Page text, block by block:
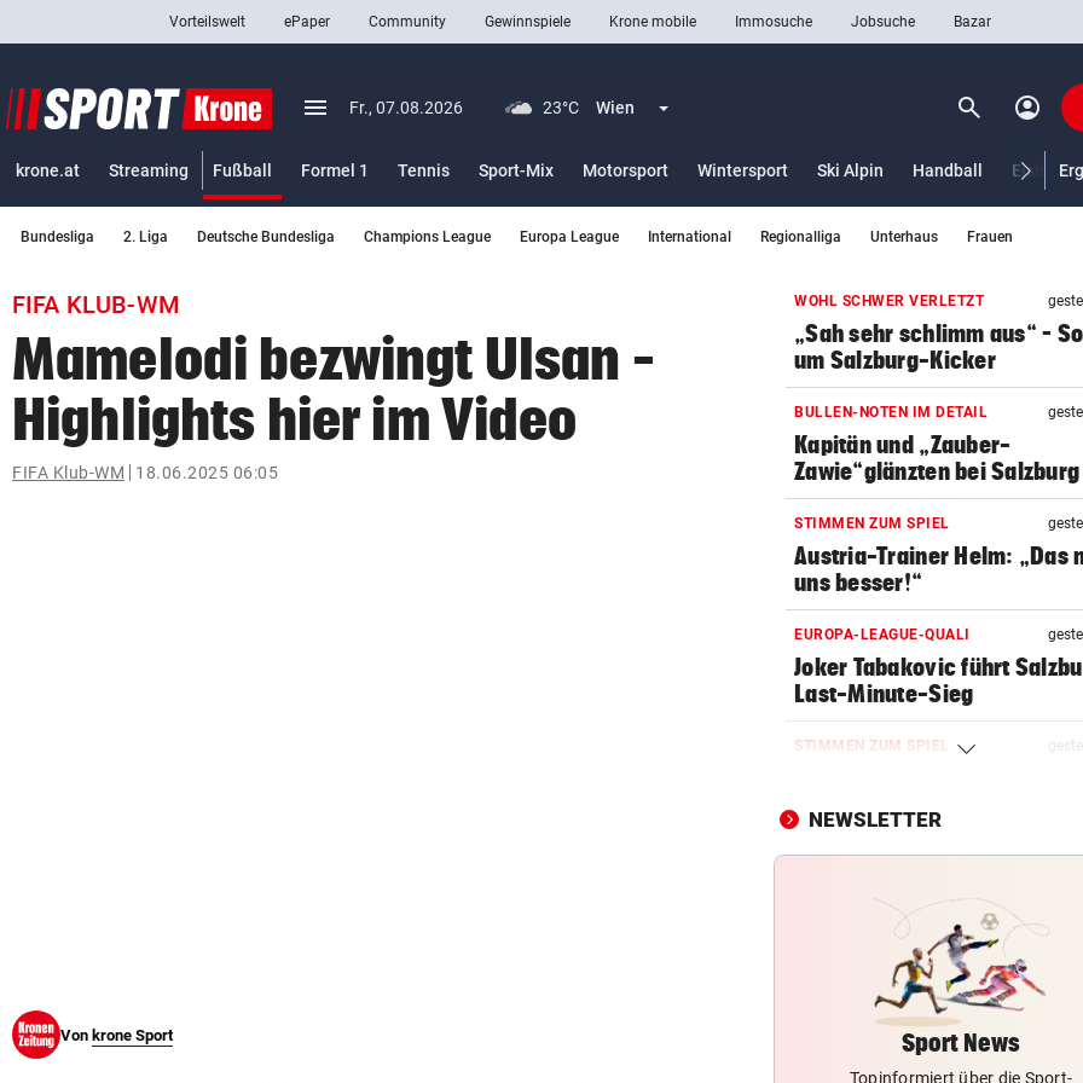
closeSchließen
Abonnieren
bookmark
search
Suchbegriff
eingeben
Vorteilswelt ePaper Community Gewinnspiele Krone mobile Immosuche Jobsuche Bazar
menu Menü aufklappen
Fr., 07.08.2026 23°C Wien Menü aufklappen search Suchen
account_circle
krone.at Streaming Fußball
Formel 1
Tennis Sport-Mix Motorsport Wintersport Ski Alpin Handball
Bundesliga 2. Liga Deutsche Bundesliga Champions League Europa League International Regionalliga Unterhaus Frauen
FIFA KLUB-WM
Mamelodi bezwingt Ulsan –
Highlights hier im Video
FIFA Klub-WM 18.06.2025 06:05
Von krone Sport
WOHL SCHWER VERLETZT
„Sah sehr schlimm aus“ –
um Salzburg-Kicker
BULLEN-NOTEN IM DETAIL
Kapitän und „Zauber-
Zawie“glänzten bei Salzburg
STIMMEN ZUM SPIEL
Austria-Trainer Helm: „Das
uns besser!“
EUROPA-LEAGUE-QUALI
Joker Tabakovic führt
Last-Minute-Sieg
STIMMEN ZUM SPIEL
superhappy nach Hause“
ORKAN, KEIN STROM & CO
häufen sich
WASSERSPRINGEN
Knoll bei EM Achter vom
Lotfi auf Rang 12!
SCHON NÄCHSTE SAISON
NEWSLETTER
Sport News
Topinformiert über die Sport-